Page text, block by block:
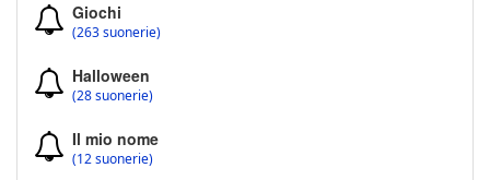
Giochi
(263 suonerie)
Halloween
(28 suonerie)
Il mio nome
(12 suonerie)